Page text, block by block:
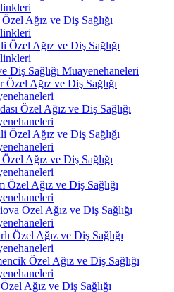
Ağız ve Diş Sağlığı
Özel Ağız ve Diş Sağlığı
Diş Sağlığı Muayenehaneleri
Özel Ağız ve Diş Sağlığı
Özel Ağız ve Diş Sağlığı
Özel Ağız ve Diş Sağlığı
Ağız ve Diş Sağlığı
Özel Ağız ve Diş Sağlığı
Özel Ağız ve Diş Sağlığı
Özel Ağız ve Diş Sağlığı
Özel Ağız ve Diş Sağlığı
Ağız ve Diş Sağlığı